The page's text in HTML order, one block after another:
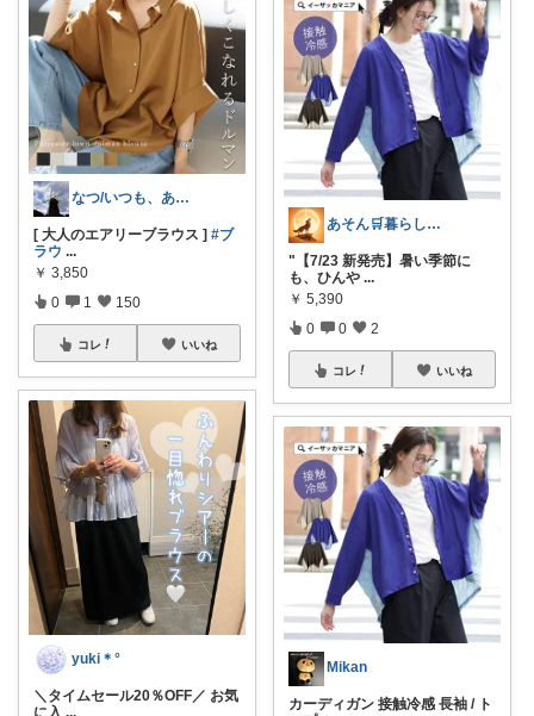
なつ/いつも、ありがとうございます☺️
[ 大人のエアリーブラウス ] #ブ
ラウ ...
￥ 3,850
0 1 150
コレ いいね
yuki＊°
＼タイムセール20％OFF／ お気
に入 ...
あそん🛒暮らしに彩りを✨️
"【7/23 新発売】暑い季節に
も、ひんや ...
￥ 5,390
0 0 2
コレ いいね
Mikan
カーディガン 接触冷感 長袖 / ト